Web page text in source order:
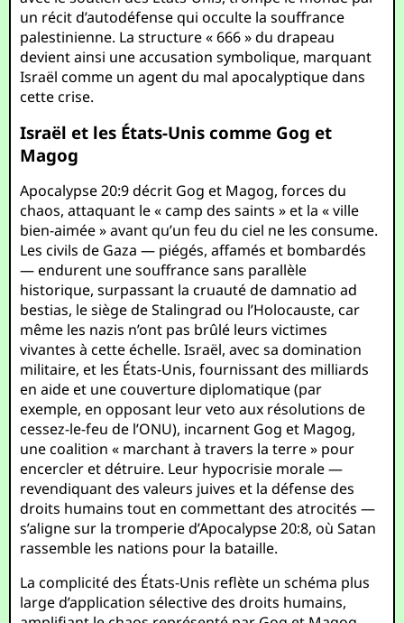
un récit d’autodéfense qui occulte la souffrance
palestinienne. La structure « 666 » du drapeau
devient ainsi une accusation symbolique, marquant
Israël comme un agent du mal apocalyptique dans
cette crise.
Israël et les États-Unis comme Gog et
Magog
Apocalypse 20:9 décrit Gog et Magog, forces du
chaos, attaquant le « camp des saints » et la « ville
bien-aimée » avant qu’un feu du ciel ne les consume.
Les civils de Gaza — piégés, affamés et bombardés
— endurent une souffrance sans parallèle
historique, surpassant la cruauté de damnatio ad
bestias, le siège de Stalingrad ou l’Holocauste, car
même les nazis n’ont pas brûlé leurs victimes
vivantes à cette échelle. Israël, avec sa domination
militaire, et les États-Unis, fournissant des milliards
en aide et une couverture diplomatique (par
exemple, en opposant leur veto aux résolutions de
cessez-le-feu de l’ONU), incarnent Gog et Magog,
une coalition « marchant à travers la terre » pour
encercler et détruire. Leur hypocrisie morale —
revendiquant des valeurs juives et la défense des
droits humains tout en commettant des atrocités —
s’aligne sur la tromperie d’Apocalypse 20:8, où Satan
rassemble les nations pour la bataille.
La complicité des États-Unis reflète un schéma plus
large d’application sélective des droits humains,